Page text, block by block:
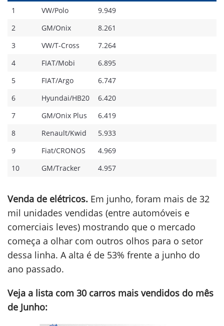
1
VW/Polo
9.949
2
GM/Onix
8.261
3
VW/T-Cross
7.264
4
FIAT/Mobi
6.895
5
FIAT/Argo
6.747
6
Hyundai/HB20
6.420
7
GM/Onix Plus
6.419
8
Renault/Kwid
5.933
9
Fiat/CRONOS
4.969
10
GM/Tracker 4.957
Venda de elétricos. Em junho, foram mais de 32
mil unidades vendidas (entre automóveis e
comerciais leves) mostrando que o mercado
começa a olhar com outros olhos para o setor
dessa linha. A alta é de 53% frente a junho do
ano passado.
Veja a lista com 30 carros mais vendidos do mês
de Junho: